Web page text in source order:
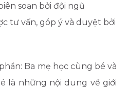
soạn bởi đội ngũ
tư vấn, góp ý và duyệt bởi
Ba mẹ học cùng bé và
là những nội dung về giới